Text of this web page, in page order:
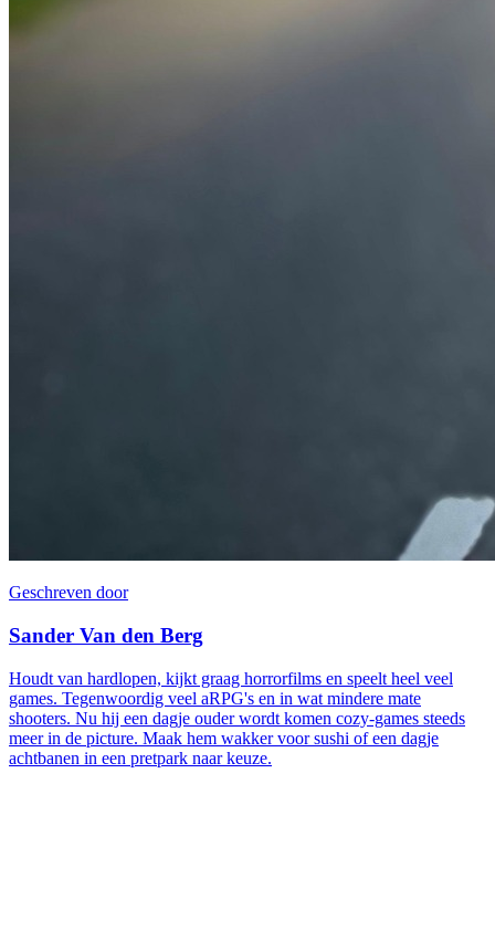
Geschreven door
Sander Van den Berg
Houdt van hardlopen, kijkt graag horrorfilms en speelt heel veel
games. Tegenwoordig veel aRPG's en in wat mindere mate
shooters. Nu hij een dagje ouder wordt komen cozy-games steeds
meer in de picture. Maak hem wakker voor sushi of een dagje
achtbanen in een pretpark naar keuze.